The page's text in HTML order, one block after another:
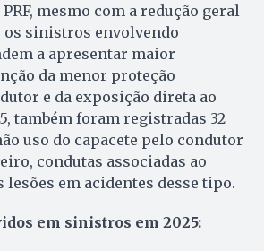
mesmo com a redução geral
os sinistros envolvendo
a apresentar maior
da menor proteção
e da exposição direta ao
também foram registradas 32
uso do capacete pelo condutor
condutas associadas ao
lesões em acidentes desse tipo.
em sinistros em 2025: